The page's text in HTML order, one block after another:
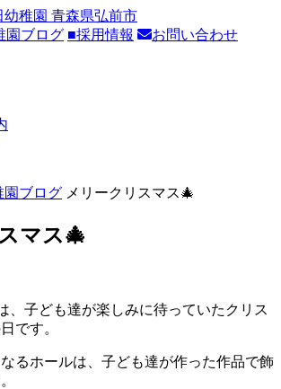
稚園 青森県弘前市
園ブログ ■採用情報 お問い合わせ
園ブログ メリークリスマス🎄
マス🎄
、子ども達が楽しみに待っていたクリス
です。
るホールは、子ども達が作った作品で飾